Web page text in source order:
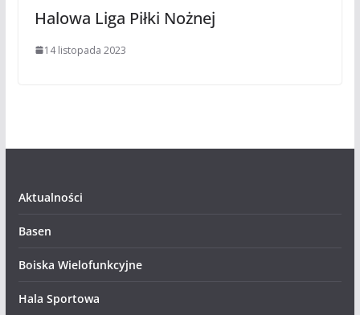
Halowa Liga Piłki Nożnej
14 listopada 2023
Aktualności
Basen
Boiska Wielofunkcyjne
Hala Sportowa